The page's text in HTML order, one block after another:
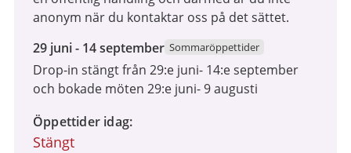
anonym när du kontaktar oss på det sättet.
29
juni
2026
14
september
29 juni - 14 september Sommaröppettider
Drop-in stängt från 29:e juni- 14:e september
och bokade möten 29:e juni- 9 augusti
Öppettider idag
Stängt